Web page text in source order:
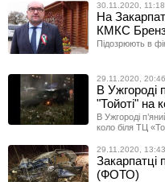
30.11.2020, 11:18
На
КМКС
Підозрюють в
29.11.2020, 20:46
В Ужгороді
"Тойоті" на
В Ужгороді
коло біля ТЦ
29.11.2020, 13:43
Закарпатці
(ФОТО)